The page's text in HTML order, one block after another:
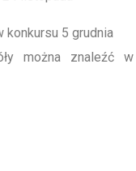
konkursu 5 grudnia
można znaleźć w